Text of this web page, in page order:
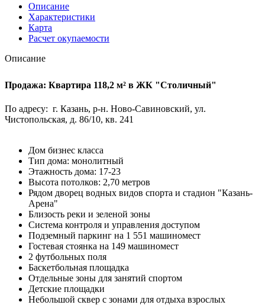
Описание
Характеристики
Карта
Расчет окупаемости
Описание
Продажа: Квартира 118,2 м² в ЖК "Столичный"
По адресу: г. Казань, р-н. Ново-Савиновский, ул.
Чистопольская, д. 86/10, кв. 241
Дом бизнес класса
Тип дома: монолитный
Этажность дома: 17-23
Высота потолков: 2,70 метров
Рядом дворец водных видов спорта и стадион "Казань-
Арена"
Близость реки и зеленой зоны
Система контроля и управления доступом
Подземный паркинг на 1 551 машиномест
Гостевая стоянка на 149 машиномест
2 футбольных поля
Баскетбольная площадка
Отдельные зоны для занятий спортом
Детские площадки
Небольшой сквер с зонами для отдыха взрослых